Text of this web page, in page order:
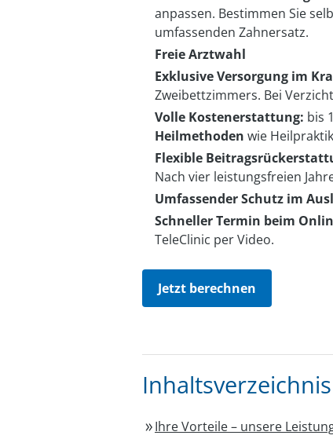
anpassen. Bestimmen Sie
umfassenden Zahnersatz.
Freie Arztwahl
Exklusive Versorgung im
Zweibettzimmers. Bei
Volle Kostenerstattung: bis
Heilmethoden wie
Flexible
Nach vier leistungsfreien
Umfassender Schutz im
Schneller Termin beim
TeleClinic per Video.
Jetzt berechnen
Inhaltsverzeichnis
Ihre Vorteile – unsere